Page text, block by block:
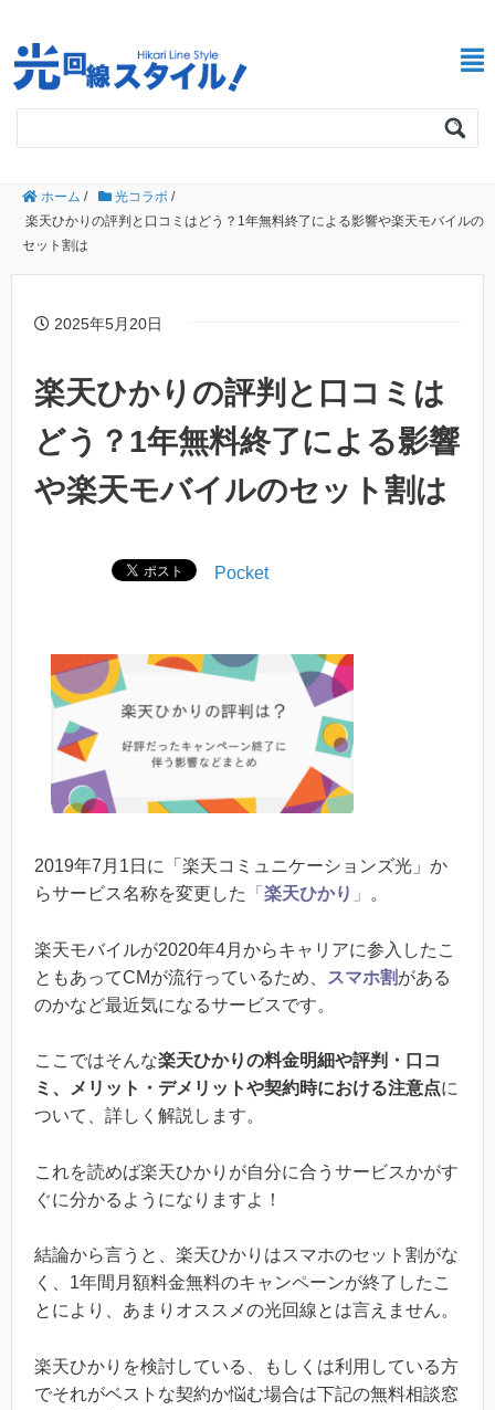
ホーム / 光コラボ /
楽天ひかりの評判と口コミはどう？1年無料終了による影響や楽天モバイルの
セット割は
2025年5月20日
楽天ひかりの評判と口コミは
どう？1年無料終了による影響
や楽天モバイルのセット割は
Pocket
2019年7月1日に「楽天コミュニケーションズ光」か
らサービス名称を変更した
「 楽天ひかり 」 。
楽天モバイルが2020年4月からキャリアに参入したこ
ともあってCMが流行っているため、
スマホ割がある
のかなど最近気になるサービスです。
ここではそんな楽天ひかりの料金明細や評判・口コ
ミ、メリット・デメリットや契約時における注意点に
ついて、詳しく解説します。
これを読めば楽天ひかりが自分に合うサービスかがす
ぐに分かるようになりますよ！
結論から言うと、楽天ひかりはスマホのセット割がな
く、1年間月額料金無料のキャンペーンが終了したこ
とにより、あまりオススメの光回線とは言えません。
楽天ひかりを検討している、もしくは利用している方
でそれがベストな契約か悩む場合は下記の無料相談窓